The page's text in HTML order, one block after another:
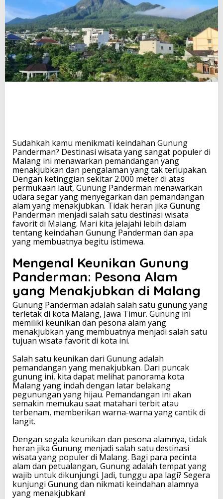
a
h
a
n
G
u
n
u
n
r
m
a
n
:
D
e
s
t
i
n
a
s
i
W
i
s
a
t
a
F
a
v
r
i
d
i
M
a
n
g
Sudahkah kamu menikmati keindahan Gunung
Panderman? Destinasi wisata yang sangat populer di
Malang ini menawarkan pemandangan yang
menakjubkan dan pengalaman yang tak terlupakan.
Dengan ketinggian sekitar 2.000 meter di atas
permukaan laut, Gunung Panderman menawarkan
udara segar yang menyegarkan dan pemandangan
alam yang menakjubkan. Tidak heran jika Gunung
Panderman menjadi salah satu destinasi wisata
favorit di Malang. Mari kita jelajahi lebih dalam
tentang keindahan Gunung Panderman dan apa
yang membuatnya begitu istimewa.
Mengenal Keunikan Gunung
Panderman: Pesona Alam
yang Menakjubkan di Malang
Gunung Panderman adalah salah satu gunung yang
terletak di kota Malang, Jawa Timur. Gunung ini
memiliki keunikan dan pesona alam yang
menakjubkan yang membuatnya menjadi salah satu
tujuan wisata favorit di kota ini.
Salah satu keunikan dari Gunung adalah
pemandangan yang menakjubkan. Dari puncak
gunung ini, kita dapat melihat panorama kota
Malang yang indah dengan latar belakang
pegunungan yang hijau. Pemandangan ini akan
semakin memukau saat matahari terbit atau
terbenam, memberikan warna-warna yang cantik di
langit.
Dengan segala keunikan dan pesona alamnya, tidak
heran jika Gunung menjadi salah satu destinasi
wisata yang populer di Malang. Bagi para pecinta
alam dan petualangan, Gunung adalah tempat yang
wajib untuk dikunjungi. Jadi, tunggu apa lagi? Segera
kunjungi Gunung dan nikmati keindahan alamnya
yang menakjubkan!